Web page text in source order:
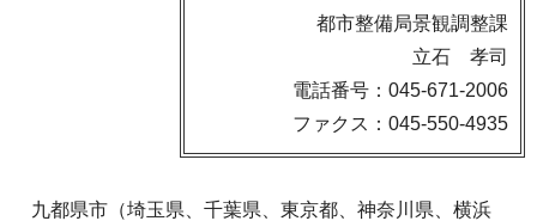
都市整備局景観調整課
立石 孝司
電話番号：045-671-2006
ファクス：045-550-4935
九都県市（埼玉県、千葉県、東京都、神奈川県、横浜